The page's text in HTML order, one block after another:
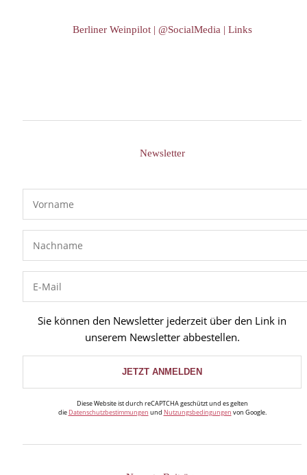
Berliner Weinpilot | @SocialMedia | Links
Newsletter
Sie können den Newsletter jederzeit über den Link in
unserem Newsletter abbestellen.
Diese Website ist durch reCAPTCHA geschützt und es gelten
die Datenschutzbestimmungen und Nutzungsbedingungen von Google.